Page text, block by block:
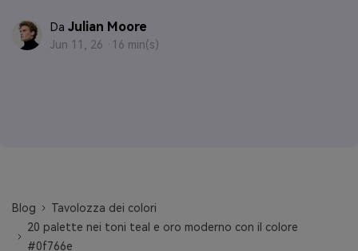
Da Julian Moore
Jun 11, 26 · 16 min(s)
Blog
Tavolozza dei colori
20 palette nei toni teal e oro moderno con il colore
#0f766e